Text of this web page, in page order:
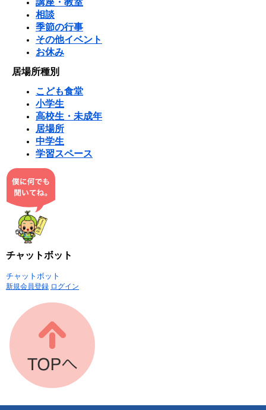
相談
季節の行事
その他イベント
お休み
居場所種別
こども食堂
小学生
高校生・未成年
居場所
中学生
学習スペース
チャットボット
チャットボット
新規会員登録 ログイン